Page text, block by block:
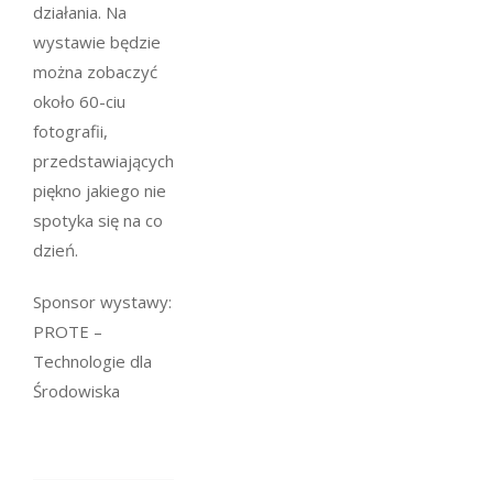
działania. Na
wystawie będzie
można zobaczyć
około 60-ciu
fotografii,
przedstawiających
piękno jakiego nie
spotyka się na co
dzień.
Sponsor wystawy:
PROTE –
Technologie dla
Środowiska